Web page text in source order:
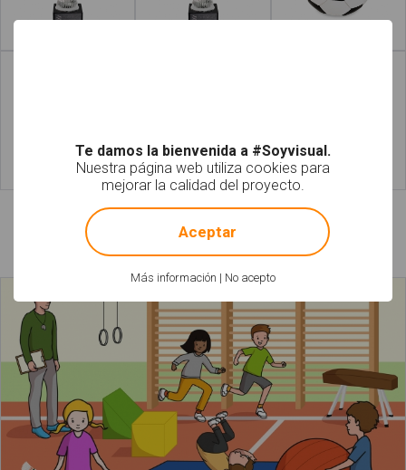
Leer más Leer más
Láminas relacionadas
Te damos la bienvenida a #Soyvisual.
Nuestra página web utiliza cookies para
mejorar la calidad del proyecto.
Más información | No acepto
! Not valid!
Aceptar